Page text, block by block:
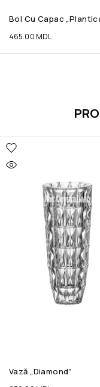
Bol Cu Capac
465.00 MDL
Vază „Diamond”